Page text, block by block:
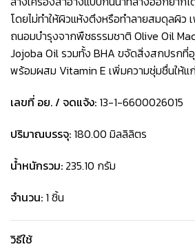
โดยไม่ทำให้ผิวแห้งตึงหรือทำลายสมดุลผิว
ถนอมบำรุงจากพืชธรรมชาติ Olive Oil
Jojoba Oil รวมทั้ง BHA ขจัดสิ่งสกปรกที่
พร้อมผสม Vitamin E เพิ่มความชุ่มชื่นให้แ
เลขที่ อย. / จดแจ้ง: 13-1-6600026015
ปริมาณบรรจุ: 180.00 มิลลิลิตร
น้ำหนักรวม: 235.10 กรัม
จำนวน: 1 ชิ้น
วิธีใช้